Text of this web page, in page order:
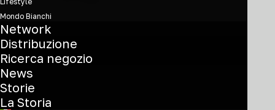
Mondo Bianchi
Network
Distribuzione
Ricerca negozio
News
Storie
La Storia
possono
essere
YVBP9